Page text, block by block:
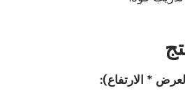
* الارتفاع):